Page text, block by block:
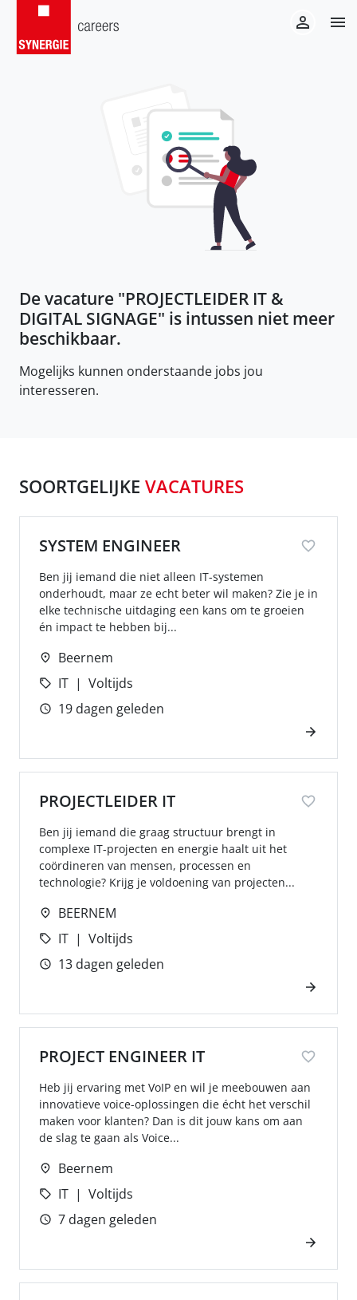
De vacature "PROJECTLEIDER IT &
DIGITAL SIGNAGE" is intussen niet meer
beschikbaar.
Mogelijks kunnen onderstaande jobs jou
interesseren.
SOORTGELIJKE VACATURES
SYSTEM ENGINEER
Ben jij iemand die niet alleen IT-systemen
onderhoudt, maar ze echt beter wil maken? Zie je in
elke technische uitdaging een kans om te groeien
én impact te hebben bij...
Beernem
IT
Voltijds
19 dagen geleden
PROJECTLEIDER IT
Ben jij iemand die graag structuur brengt in
complexe IT-projecten en energie haalt uit het
coördineren van mensen, processen en
technologie? Krijg je voldoening van projecten...
BEERNEM
IT
Voltijds
13 dagen geleden
PROJECT ENGINEER IT
Heb jij ervaring met VoIP en wil je meebouwen aan
innovatieve voice-oplossingen die écht het verschil
maken voor klanten? Dan is dit jouw kans om aan
de slag te gaan als Voice...
Beernem
IT
Voltijds
7 dagen geleden